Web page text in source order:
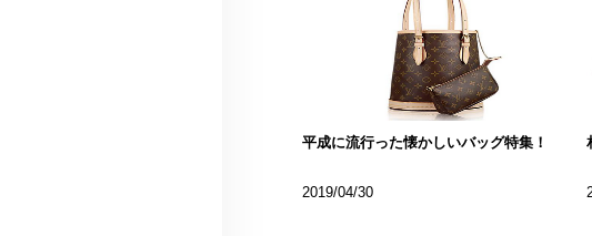
平成に流行った懐かしいバッグ特集！
2019/04/30